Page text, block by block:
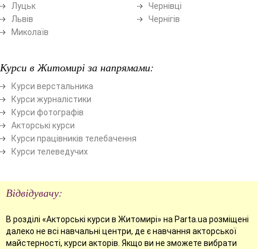
Луцьк
Львів
Миколаїв
Чернівці
Чернігів
Курси в Житомирі за напрямами:
Курси верстальника
Курси журналістики
Курси фотографів
Акторські курси
Курси працівників телебачення
Курси телеведучих
Відвідувачу:
В розділі «Акторські курси в Житомирі» на Parta.ua розміщені
далеко не всі навчальні центри, де є навчання акторської
майстерності, курси акторів. Якщо ви не зможете вибрати